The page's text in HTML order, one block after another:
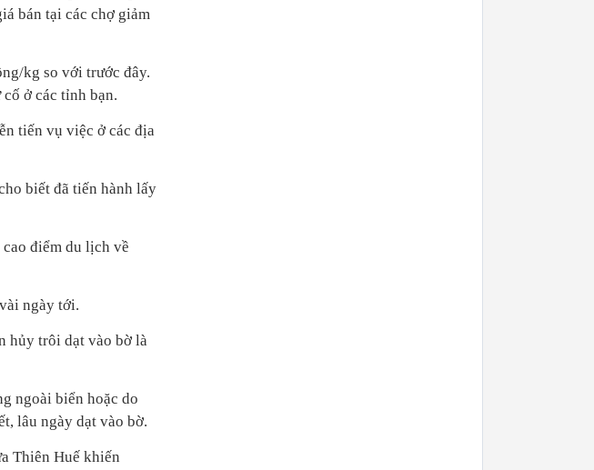
bán tại các chợ giảm
kg so với trước đây.
ở các tỉnh bạn.
tiến vụ việc ở các địa
biết đã tiến hành lấy
điểm du lịch về
ngày tới.
hủy trôi dạt vào bờ là
ngoài biển hoặc do
lâu ngày dạt vào bờ.
Thiên Huế khiến